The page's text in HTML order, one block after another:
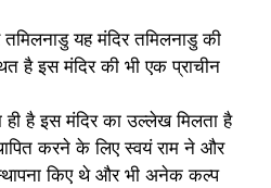
तमिलनाडु यह मंदिर तमिलनाडु की
है इस मंदिर की भी एक प्राचीन
ही है इस मंदिर का उल्लेख मिलता है
करने के लिए स्वयं राम ने और
किए थे और भी अनेक कल्प